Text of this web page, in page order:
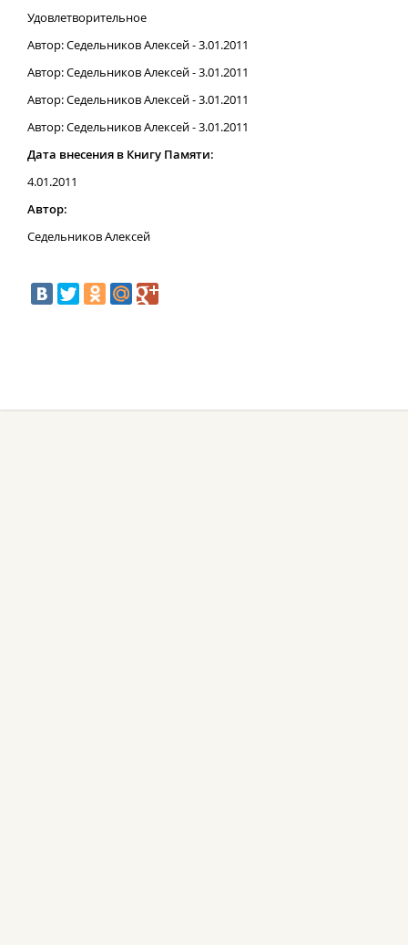
Удовлетворительное
Автор: Седельников Алексей - 3.01.2011
Автор: Седельников Алексей - 3.01.2011
Автор: Седельников Алексей - 3.01.2011
Автор: Седельников Алексей - 3.01.2011
Дата внесения в Книгу Памяти:
4.01.2011
Автор:
Седельников Алексей